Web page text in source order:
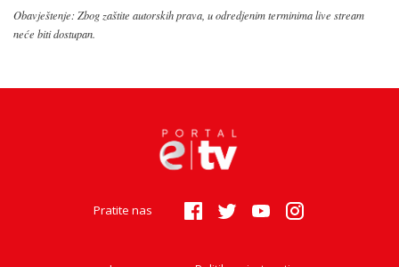
Obavještenje: Zbog zaštite autorskih prava, u odredjenim terminima live stream
neće biti dostupan.
Pratite nas